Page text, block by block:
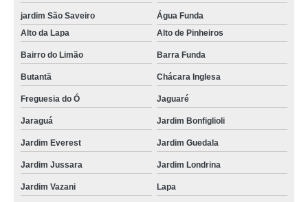
jardim São Saveiro
Água Funda
Alto da Lapa
Alto de Pinheiros
Bairro do Limão Barra Funda
Butantã Chácara Inglesa
Freguesia do Ó Jaguaré
Jaraguá Jardim Bonfiglioli
Jardim Everest Jardim Guedala
Jardim Jussara Jardim Londrina
Jardim Vazani Lapa